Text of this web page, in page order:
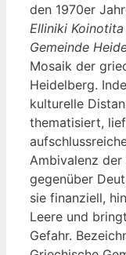
den 1970er
Elliniki
Gemeinde
Mosaik der
Heidelberg.
kulturelle
thematisiert,
Ambivalenz
gegenüber
sie finanziell,
Leere und
Gefahr.